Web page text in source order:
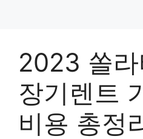
2023 쏠
장기렌트
비용 총정